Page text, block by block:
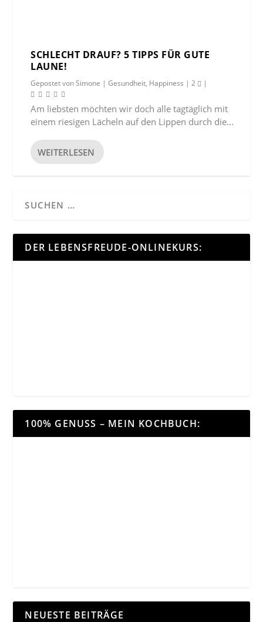
SCHLECHT DRAUF? 5 TIPPS FÜR GUTE
LAUNE!
Gepostet vonSimone |Gesundheit, Happiness |2 |
Am liebsten möchten wir doch alle tagtäglich mit
einem riesigen Lächeln auf den Lippen durch die...
WEITERLESEN
DER LEBENSFREUDE-ONLINEKURS:
100% GENUSS – MEIN KOCHBUCH:
NEUESTE BEITRÄGE